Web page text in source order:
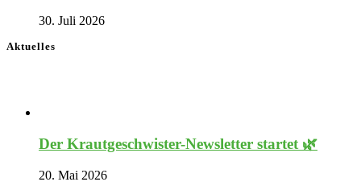
30. Juli 2026
Aktuelles
Der Krautgeschwister-Newsletter startet 🌿
20. Mai 2026